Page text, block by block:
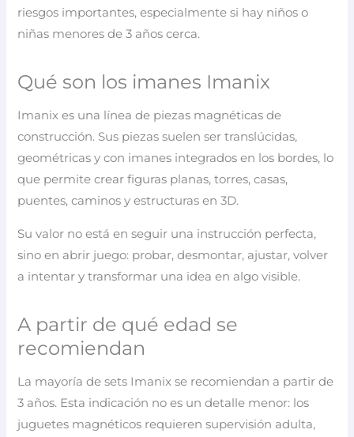
riesgos importantes, especialmente si hay niños o
niñas menores de 3 años cerca.
Qué son los imanes Imanix
Imanix es una línea de piezas magnéticas de
construcción. Sus piezas suelen ser translúcidas,
geométricas y con imanes integrados en los bordes, lo
que permite crear figuras planas, torres, casas,
puentes, caminos y estructuras en 3D.
Su valor no está en seguir una instrucción perfecta,
sino en abrir juego: probar, desmontar, ajustar, volver
a intentar y transformar una idea en algo visible.
A partir de qué edad se
recomiendan
La mayoría de sets Imanix se recomiendan a partir de
3 años. Esta indicación no es un detalle menor: los
juguetes magnéticos requieren supervisión adulta,